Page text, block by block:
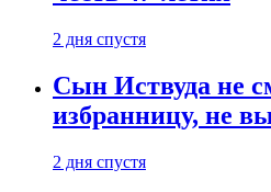
2 дня спустя
Сын Иствуда не
избранницу, не
2 дня спустя